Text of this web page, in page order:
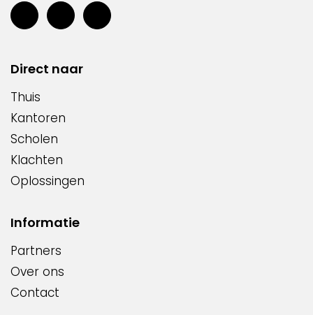
Direct naar
Thuis
Kantoren
Scholen
Klachten
Oplossingen
Informatie
Partners
Over ons
Contact